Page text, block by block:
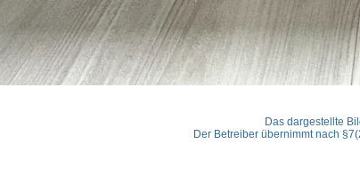
Das dargestellte
Der Betreiber übernimmt nach